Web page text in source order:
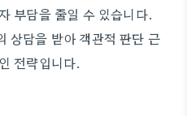
부담을 줄일 수 있습니다.
상담을 받아 객관적 판단 근
전략입니다.